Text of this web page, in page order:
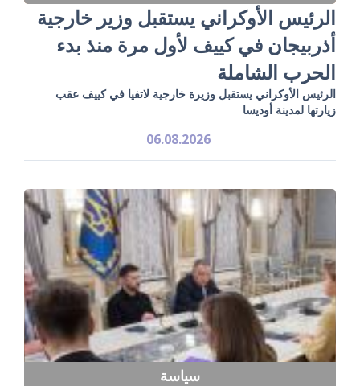
الرئيس الأوكراني يستقبل وزير خارجية
أذربيجان في كييف لأول مرة منذ بدء
الحرب الشاملة
الرئيس الأوكراني يستقبل وزيرة خارجية لاتفيا في كييف عقب
زيارتها لمدينة أوديسا
06.08.2026
سياسة